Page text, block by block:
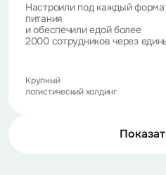
Настроили под каждый
питания
и обеспечили едой более
2000 сотрудников через
Крупный
логистический холдинг